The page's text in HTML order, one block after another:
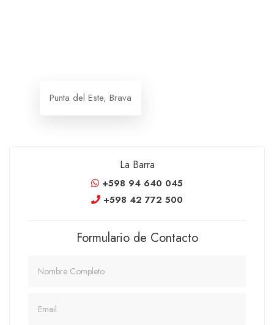
Punta del Este, Brava
La Barra
+598 94 640 045
+598 42 772 500
Formulario de Contacto